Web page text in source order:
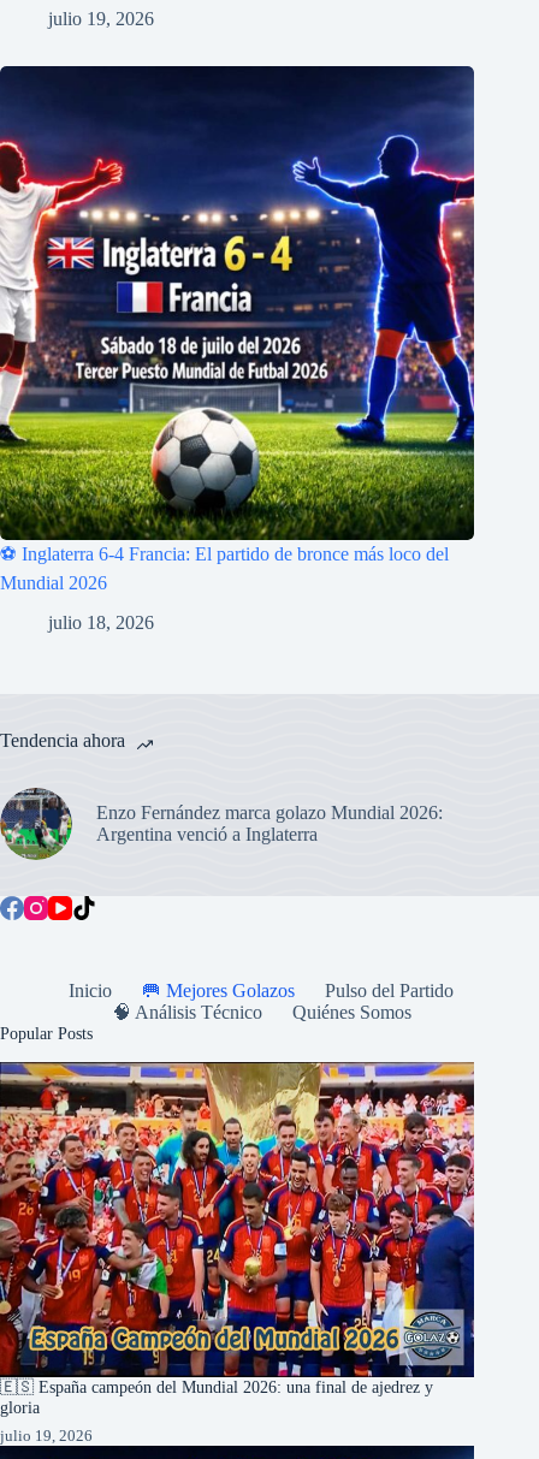
julio 19, 2026
⚽ Inglaterra 6-4 Francia: El partido de bronce más loco del
Mundial 2026
julio 18, 2026
Tendencia ahora
Enzo Fernández marca golazo Mundial 2026:
Argentina venció a Inglaterra
Inicio 🥅 Mejores Golazos
Pulso del Partido
🧠 Análisis Técnico
Quiénes Somos
Popular Posts
🇪🇸 España campeón del Mundial 2026: una final de ajedrez y
gloria
julio 19, 2026